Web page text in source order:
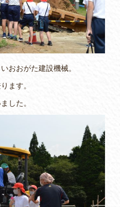
おおがた建設機械。
ます。
した。